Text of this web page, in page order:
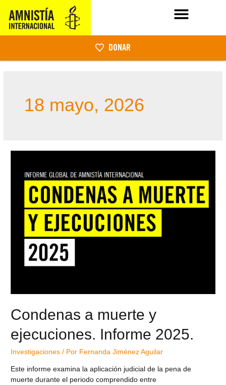
DONAR
18 mayo, 2026
Condenas a muerte y
ejecuciones. Informe 2025.
Investigaciones / Por Fernanda Jiménez Aguilar
Este informe examina la aplicación judicial de la pena de
muerte durante el periodo comprendido entre